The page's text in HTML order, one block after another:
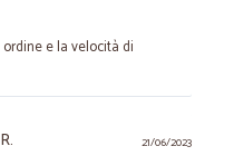
e la velocità di
21/06/2023